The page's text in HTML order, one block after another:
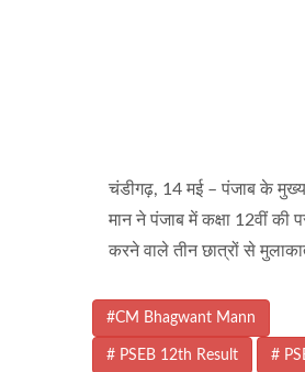
चंडीगढ़, 14 मई – पंजाब के
मान ने पंजाब में कक्षा 12वीं की
करने वाले तीन छात्रों से
#CM Bhagwant Mann
# PSEB 12th Result #